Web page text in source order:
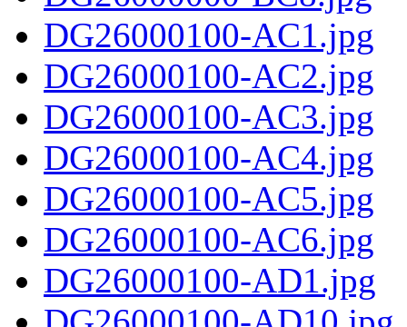
DG26000100-AC1.jpg
DG26000100-AC2.jpg
DG26000100-AC3.jpg
DG26000100-AC4.jpg
DG26000100-AC5.jpg
DG26000100-AC6.jpg
DG26000100-AD1.jpg